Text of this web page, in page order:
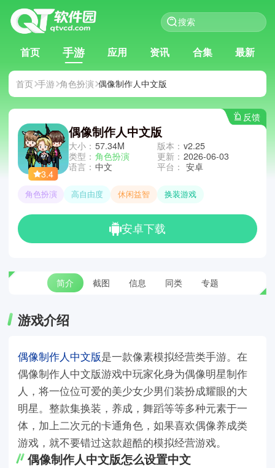
首页 手游 应用 资讯 合集 最新
首页 手游 角色扮演 偶像制作人中文版
反馈
3.4
偶像制作人中文版
大小： 57.34M
类型： 角色扮演
语言： 中文
版本： v2.25
更新： 2026-06-03
平台： 安卓
角色扮演 高自由度 休闲益智 换装游戏
安卓下载
简介 截图 信息 同类 专题
游戏介绍
偶像制作人中文版是一款像素模拟经营类手游。在
偶像制作人中文版游戏中玩家化身为偶像明星制作
人，将一位位可爱的美少女少男们装扮成耀眼的大
明星。整款集换装，养成，舞蹈等等多种元素于一
体，加上二次元的卡通角色，如果喜欢偶像养成类
游戏，就不要错过这款超酷的模拟经营游戏。
偶像制作人中文版怎么设置中文